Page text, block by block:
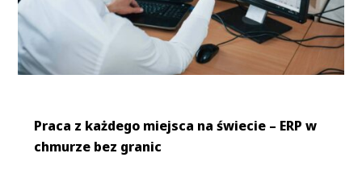
Praca z każdego miejsca na świecie – ERP w
chmurze bez granic